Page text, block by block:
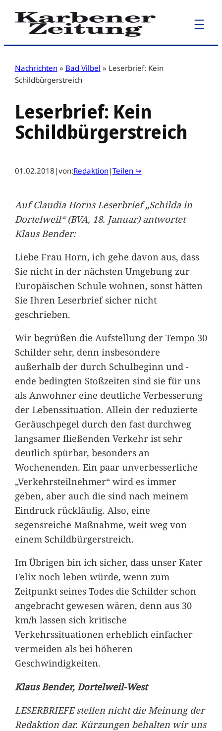
Zum
Inhalt
Nachrichten » Bad Vilbel » Leserbrief: Kein
Schildbürgerstreich
Leserbrief: Kein
Schildbürgerstreich
01.02.2018 |von:Redaktion|Teilen ↪
Auf Claudia Horns Leserbrief „Schilda in
Dortelweil“ (BVA, 18. Januar) antwortet
Klaus Bender:
Liebe Frau Horn, ich gehe davon aus, dass
Sie nicht in der nächsten Umgebung zur
Europäischen Schule wohnen, sonst hätten
Sie Ihren Leserbrief sicher nicht
geschrieben.
Wir begrüßen die Aufstellung der Tempo 30
Schilder sehr, denn insbesondere
außerhalb der durch Schulbeginn und -
ende bedingten Stoßzeiten sind sie für uns
als Anwohner eine deutliche Verbesserung
der Lebenssituation. Allein der reduzierte
Geräuschpegel durch den fast durchweg
langsamer fließenden Verkehr ist sehr
deutlich spürbar, besonders an
Wochenenden. Ein paar unverbesserliche
„Verkehrsteilnehmer“ wird es immer
geben, aber auch die sind nach meinem
Eindruck rückläufig. Also, eine
segensreiche Maßnahme, weit weg von
einem Schildbürgerstreich.
Im Übrigen bin ich sicher, dass unser Kater
Felix noch leben würde, wenn zum
Zeitpunkt seines Todes die Schilder schon
angebracht gewesen wären, denn aus 30
km/h lassen sich kritische
Verkehrssituationen erheblich einfacher
vermeiden als bei höheren
Geschwindigkeiten.
Klaus Bender, Dortelweil-West
LESERBRIEFE stellen nicht die Meinung der
Redaktion dar. Kürzungen behalten wir uns